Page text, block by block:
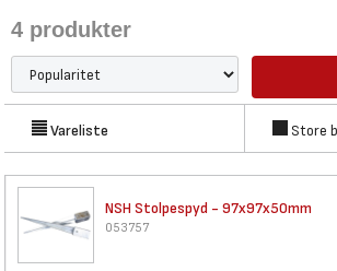
4 produkter
Vareliste Store
NSH Stolpespyd - 97x97x50mm
053757